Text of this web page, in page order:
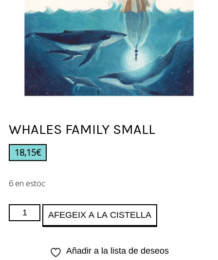
WHALES FAMILY SMALL
18,15€
6 en estoc
quantitat
AFEGEIX A LA CISTELLA
Añadir a la lista de deseos